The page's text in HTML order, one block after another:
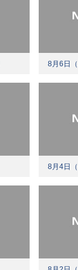
8月6日
8月4日